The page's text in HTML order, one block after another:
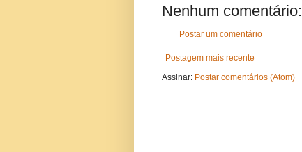
Nenhum comentário:
Postar um comentário
Postagem mais recente
Assinar: Postar comentários (Atom)